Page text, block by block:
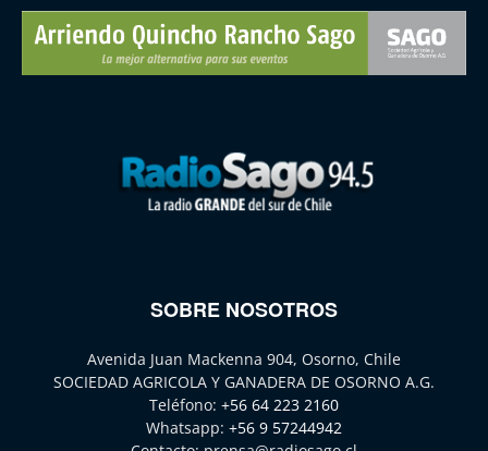
SOBRE NOSOTROS
Avenida Juan Mackenna 904, Osorno, Chile
SOCIEDAD AGRICOLA Y GANADERA DE OSORNO A.G.
Teléfono: +56 64 223 2160
Whatsapp: +56 9 57244942